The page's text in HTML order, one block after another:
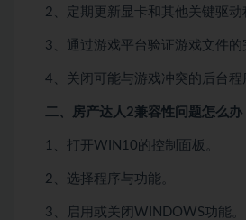
2、定期更新显卡和其他关键驱动
3、通过游戏平台验证游戏文件
4、关闭可能与游戏冲突的后台程
二、房产达人2兼容性问题怎么办
1、打开WIN10的控制面板。
2、选择程序与功能。
3、启用或关闭WINDOWS功能。